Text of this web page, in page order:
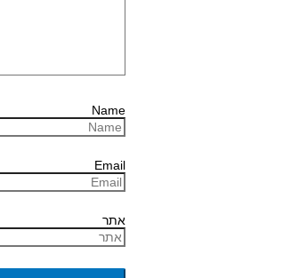
Name
Email
אתר